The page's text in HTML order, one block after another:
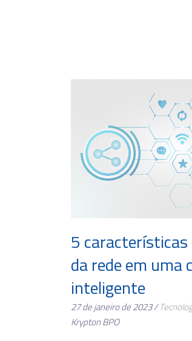
5 características
da rede em uma
inteligente
27 de janeiro de 2023 /
Krypton BPO